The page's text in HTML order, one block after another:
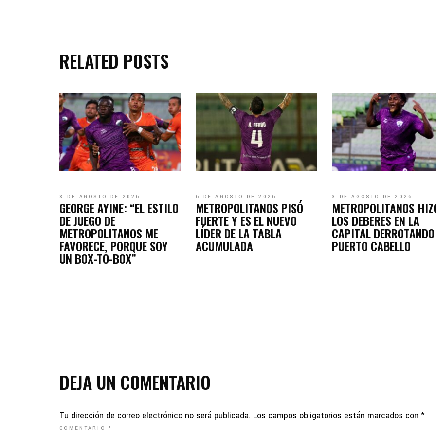
RELATED POSTS
8 DE AGOSTO DE 2026
GEORGE AYINE: “EL ESTILO
DE JUEGO DE
METROPOLITANOS ME
FAVORECE, PORQUE SOY
UN BOX-TO-BOX”
6 DE AGOSTO DE 2026
METROPOLITANOS PISÓ
FUERTE Y ES EL NUEVO
LÍDER DE LA TABLA
ACUMULADA
3 DE AGOSTO DE 2026
METROPOLITANOS
LOS DEBERES EN LA
CAPITAL
PUERTO CABELLO
DEJA UN COMENTARIO
Tu dirección de correo electrónico no será publicada. Los campos obligatorios están marcados con *
COMENTARIO*